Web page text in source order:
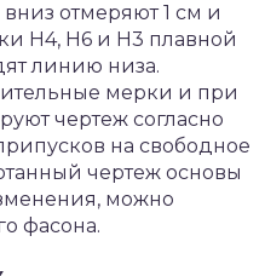
отмеряют 1 см и
Н4, Н6 и Н3 плавной
линию низа.
мерки и при
чертеж согласно
на свободное
чертеж основы
можно
фасона.